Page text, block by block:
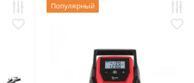
Популярный